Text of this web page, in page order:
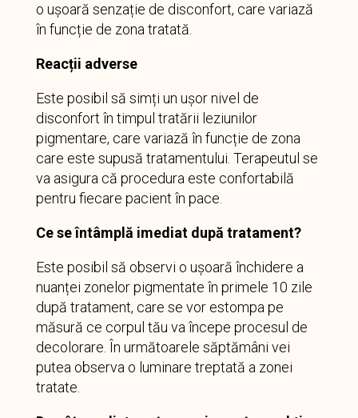
o ușoară senzație de disconfort, care variază
în funcție de zona tratată.
Reacții adverse
Este posibil să simți un ușor nivel de
disconfort în timpul tratării leziunilor
pigmentare, care variază în funcție de zona
care este supusă tratamentului. Terapeutul se
va asigura că procedura este confortabilă
pentru fiecare pacient în pace.
Ce se întâmplă imediat după tratament?
Este posibil să observi o ușoară închidere a
nuanței zonelor pigmentate în primele 10 zile
după tratament, care se vor estompa pe
măsură ce corpul tău va începe procesul de
decolorare. În următoarele săptămâni vei
putea observa o luminare treptată a zonei
tratate.